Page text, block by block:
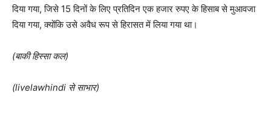
दिया गया,जिसे 15 दिनों के लिए प्रतिदिन एक हजार रुपए के हिसाब से मुआवजा
दिया गया,क्योंकि उसे अवैध रूप से हिरासत में लिया गया था।
(बाकी हिस्सा कल)
(livelawhindi से साभार)